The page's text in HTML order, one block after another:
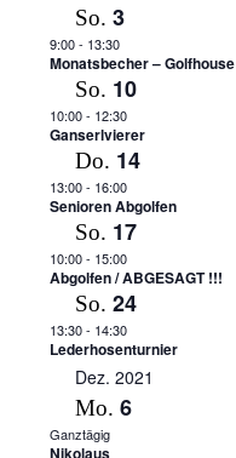
So. 3
9:00- 13:30
Monatsbecher – Golfhouse
So. 10
10:00- 12:30
Ganserlvierer
Do. 14
13:00- 16:00
Senioren Abgolfen
So. 17
10:00- 15:00
Abgolfen / ABGESAGT !!!
So. 24
13:30- 14:30
Lederhosenturnier
Dez. 2021
Mo. 6
Ganztägig
Nikolaus